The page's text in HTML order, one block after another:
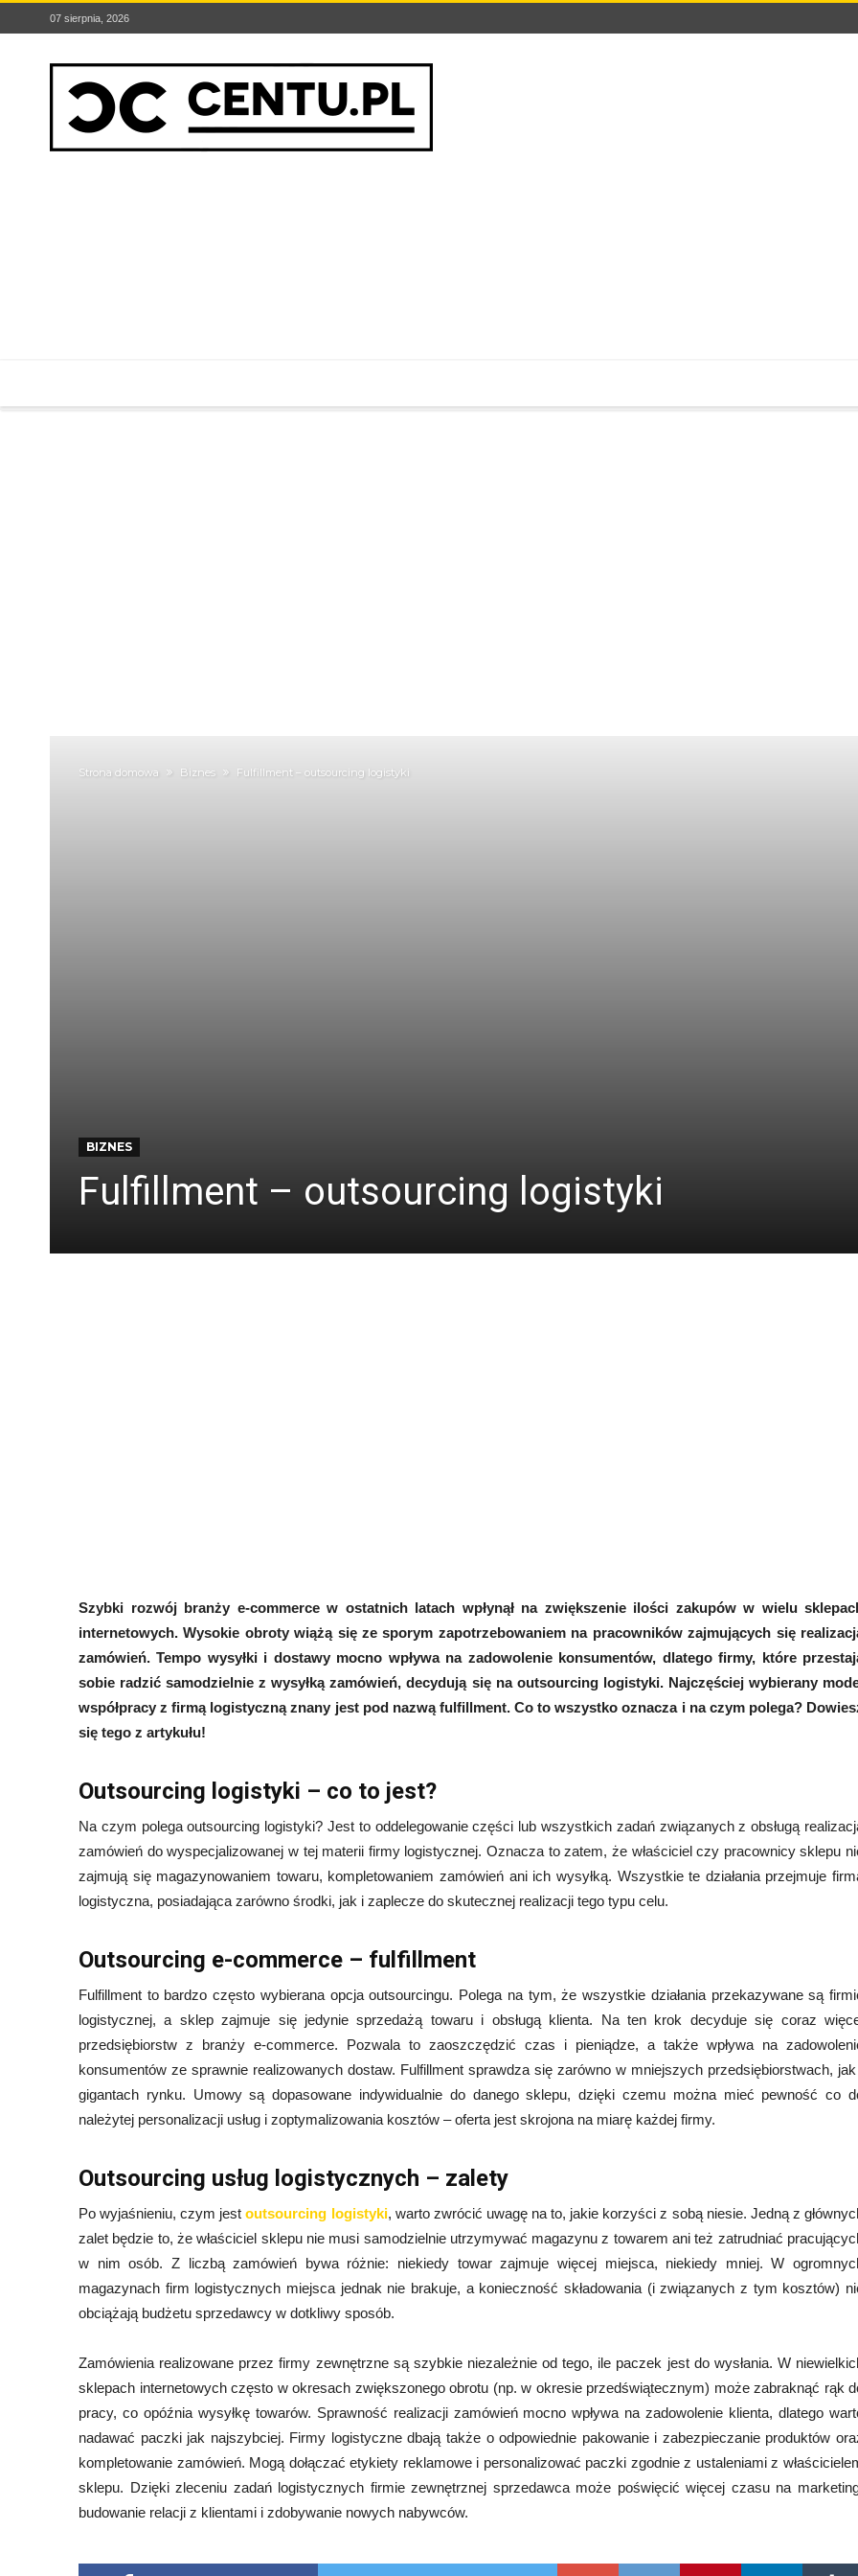
07 sierpnia, 2026
Strona domowa Biznes Fulfillment – outsourcing logistyki
BIZNES
Fulfillment – outsourcing logistyki
Szybki rozwój branży e-commerce w ostatnich latach wpłynął na zwiększenie ilości zakupów w wielu
internetowych. Wysokie obroty wiążą się ze sporym zapotrzebowaniem na pracowników zajmujących się
zamówień. Tempo wysyłki i dostawy mocno wpływa na zadowolenie konsumentów, dlatego firmy, które
sobie radzić samodzielnie z wysyłką zamówień, decydują się na outsourcing logistyki. Najczęściej wybierany
współpracy z firmą logistyczną znany jest pod nazwą fulfillment. Co to wszystko oznacza i na czym polega?
się tego z artykułu!
Outsourcing logistyki – co to jest?
Na czym polega outsourcing logistyki? Jest to oddelegowanie części lub wszystkich zadań związanych z obsługą
zamówień do wyspecjalizowanej w tej materii firmy logistycznej. Oznacza to zatem, że właściciel czy pracownicy sklepu
zajmują się magazynowaniem towaru, kompletowaniem zamówień ani ich wysyłką. Wszystkie te działania przejmuje
logistyczna, posiadająca zarówno środki, jak i zaplecze do skutecznej realizacji tego typu celu.
Outsourcing e-commerce – fulfillment
Fulfillment to bardzo często wybierana opcja outsourcingu. Polega na tym, że wszystkie działania przekazywane są
logistycznej, a sklep zajmuje się jedynie sprzedażą towaru i obsługą klienta. Na ten krok decyduje się coraz
przedsiębiorstw z branży e-commerce. Pozwala to zaoszczędzić czas i pieniądze, a także wpływa na
konsumentów ze sprawnie realizowanych dostaw. Fulfillment sprawdza się zarówno w mniejszych przedsiębiorstwach,
gigantach rynku. Umowy są dopasowane indywidualnie do danego sklepu, dzięki czemu można mieć pewność co
należytej personalizacji usług i zoptymalizowania kosztów – oferta jest skrojona na miarę każdej firmy.
Outsourcing usług logistycznych – zalety
Po wyjaśnieniu, czym jestoutsourcing logistyki, warto zwrócić uwagę na to, jakie korzyści z sobą niesie. Jedną z
zalet będzie to, że właściciel sklepu nie musi samodzielnie utrzymywać magazynu z towarem ani też zatrudniać
w nim osób. Z liczbą zamówień bywa różnie: niekiedy towar zajmuje więcej miejsca, niekiedy mniej. W
magazynach firm logistycznych miejsca jednak nie brakuje, a konieczność składowania (i związanych z tym kosztów)
obciążają budżetu sprzedawcy w dotkliwy sposób.
Zamówienia realizowane przez firmy zewnętrzne są szybkie niezależnie od tego, ile paczek jest do wysłania. W
sklepach internetowych często w okresach zwiększonego obrotu (np. w okresie przedświątecznym) może zabraknąć rąk
pracy, co opóźnia wysyłkę towarów. Sprawność realizacji zamówień mocno wpływa na zadowolenie klienta, dlatego
nadawać paczki jak najszybciej. Firmy logistyczne dbają także o odpowiednie pakowanie i zabezpieczanie produktów
kompletowanie zamówień. Mogą dołączać etykiety reklamowe i personalizować paczki zgodnie z ustaleniami z
sklepu. Dzięki zleceniu zadań logistycznych firmie zewnętrznej sprzedawca może poświęcić więcej czasu na
budowanie relacji z klientami i zdobywanie nowych nabywców.